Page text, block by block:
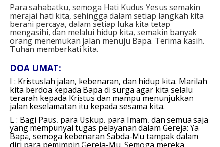
Para sahabatku, semoga Hati Kudus Yesus semakin
merajai hati kita, sehingga dalam setiap langkah kita
berani percaya, dalam setiap luka kita tetap
mengasihi, dan melalui hidup kita, semakin banyak
orang menemukan jalan menuju Bapa. Terima kasih.
Tuhan memberkati kita.
DOA UMAT:
I : Kristuslah jalan, kebenaran, dan hidup kita. Marilah
kita berdoa kepada Bapa di surga agar kita selalu
terarah kepada Kristus dan mampu menunjukkan
jalan keselamatan itu kepada sesama kita.
L : Bagi Paus, para Uskup, para Imam, dan semua saja
yang mempunyai tugas pelayanan dalam Gereja: Ya
Bapa, semoga kebenaran Sabda-Mu tampak dalam
diri para pemimpin Gereja-Mu. Semoga mereka